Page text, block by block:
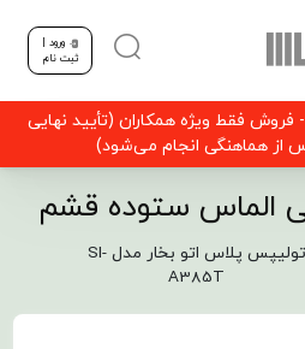
ورود |
ثبت نام
فقط ویژه همکاران (تأیید نهایی
هماهنگی انجام می‌شود)
الماس ستوده قشم
تولیپس پلاس اتو بخار مدل SI-
A385T